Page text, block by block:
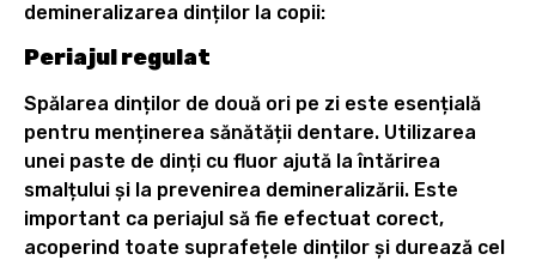
demineralizarea dinților la copii:
Periajul regulat
Spălarea dinților de două ori pe zi este esențială
pentru menținerea sănătății dentare. Utilizarea
unei paste de dinți cu fluor ajută la întărirea
smalțului și la prevenirea demineralizării. Este
important ca periajul să fie efectuat corect,
acoperind toate suprafețele dinților și durează cel